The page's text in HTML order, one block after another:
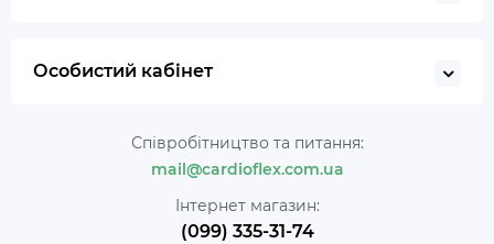
Особистий кабінет
Співробітництво та питання:
mail@cardioflex.com.ua
Інтернет магазин:
(099) 335-31-74